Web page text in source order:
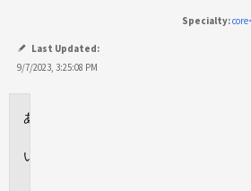
Specialty:
Last Updated:
9/7/2023, 3:25:08 PM